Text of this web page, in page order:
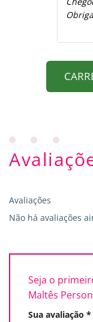
Avaliações
Não há avaliações
Seja o
Maltês
Sua avaliação *